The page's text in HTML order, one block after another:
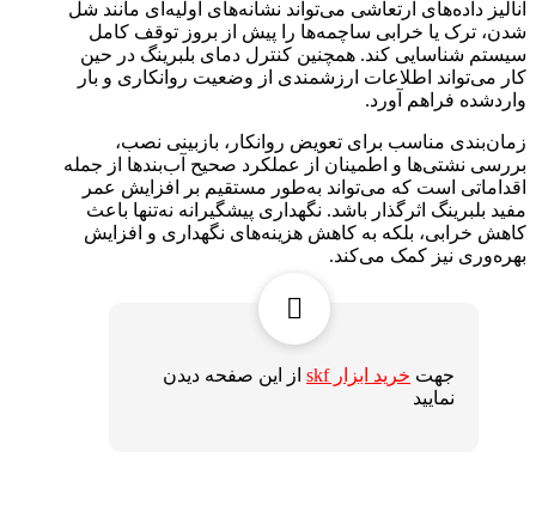
آنالیز داده‌های ارتعاشی می‌تواند نشانه‌های اولیه‌ای مانند شل
شدن، ترک یا خرابی ساچمه‌ها را پیش از بروز توقف کامل
سیستم شناسایی کند. همچنین کنترل دمای بلبرینگ در حین
کار می‌تواند اطلاعات ارزشمندی از وضعیت روانکاری و بار
واردشده فراهم آورد.
زمان‌بندی مناسب برای تعویض روانکار، بازبینی نصب،
بررسی نشتی‌ها و اطمینان از عملکرد صحیح آب‌بندها از جمله
اقداماتی است که می‌تواند به‌طور مستقیم بر افزایش عمر
مفید بلبرینگ اثرگذار باشد. نگهداری پیشگیرانه نه‌تنها باعث
کاهش خرابی، بلکه به کاهش هزینه‌های نگهداری و افزایش
بهره‌وری نیز کمک می‌کند.
جهت خرید ابزار skf
از این صفحه دیدن
نمایید